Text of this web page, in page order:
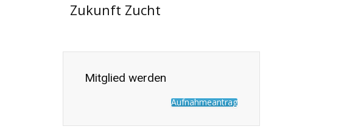
Zukunft Zucht
Mitglied werden
Aufnahmeantrag